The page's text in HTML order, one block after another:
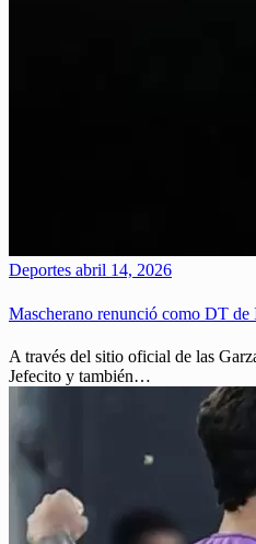
Deportes abril 14, 2026
Mascherano renunció como DT de
A través del sitio oficial de las
Jefecito y también…